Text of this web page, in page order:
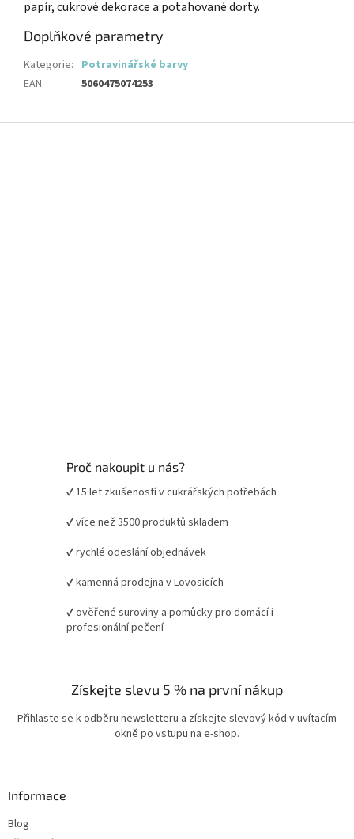
papír, cukrové dekorace a potahované dorty.
Doplňkové parametry
Kategorie: Potravinářské barvy
EAN: 5060475074253
Proč nakoupit u nás?
✔ 15 let zkušeností v cukrářských potřebách
✔ více než 3500 produktů skladem
✔ rychlé odeslání objednávek
✔ kamenná prodejna v Lovosicích
✔ ověřené suroviny a pomůcky pro domácí i
profesionální pečení
Získejte slevu 5 % na první nákup
Přihlaste se k odběru newsletteru a získejte slevový kód v uvítacím
okně po vstupu na e-shop.
Informace
Blog